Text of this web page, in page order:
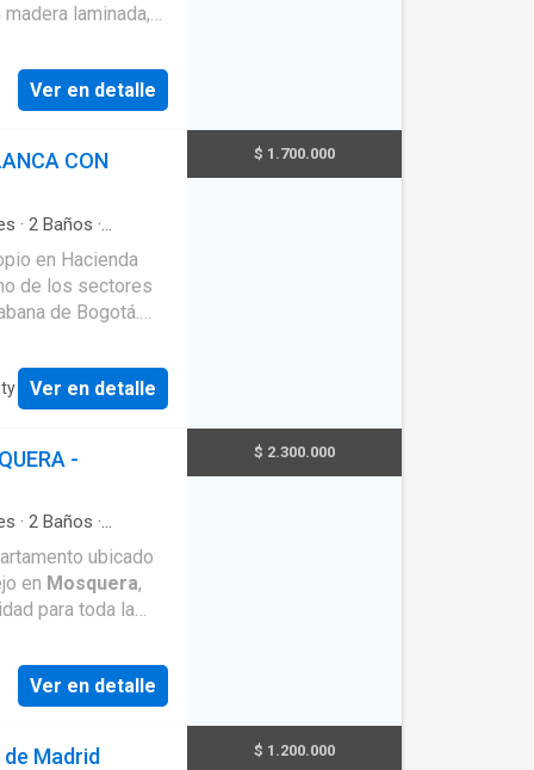
laminada,
de 14 mts
Ver en detalle
CON
· 2 Baños ·
integral·Gas
privada·
en Hacienda
de Bogotá.
con clóset, la
sala-
lineal y patio de
privado
cancha de
4 apartamentos
a Bogotá,
Ver en detalle
$ 1.700.000
-
· 2 Baños ·
ubicado
en Mosquera,
para toda la
independiente,
privado.
Ver en detalle
$ 2.300.000
de Madrid $ 1.200.000